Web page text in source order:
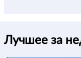
Лучшее за